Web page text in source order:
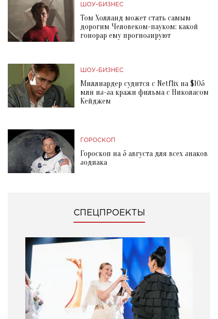
ШОУ-БИЗНЕС
Том Холланд может стать самым
дорогим Человеком-пауком: какой
гонорар ему прогнозируют
ШОУ-БИЗНЕС
Миллиардер судится с Netflix на $105
млн из-за кражи фильма с Николасом
Кейджем
ГОРОСКОП
Гороскоп на 5 августа для всех знаков
зодиака
СПЕЦПРОЕКТЫ